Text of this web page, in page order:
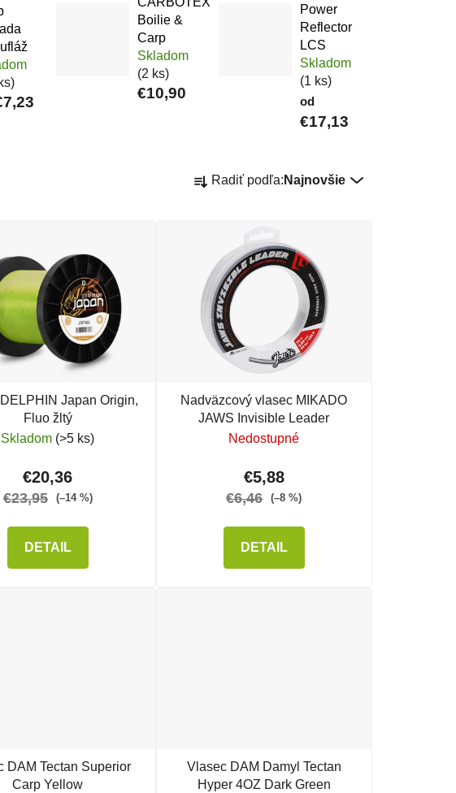
Boilie &
Carp
Skladom
(2 ks)
€10,90
Power
Reflector
LCS
Skladom
(1 ks)
od
€17,13
Radenie produktov
Radiť podľa: Najnovšie
Japan Origin,
Fluo žltý
Skladom (>5 ks)
€20,36
€23,95 (–14 %)
DETAIL
Nadväzcový vlasec MIKADO
JAWS Invisible Leader
Nedostupné
€5,88
€6,46 (–8 %)
DETAIL
DAM Tectan Superior
Carp Yellow
Vlasec DAM Damyl Tectan
Hyper 4OZ Dark Green